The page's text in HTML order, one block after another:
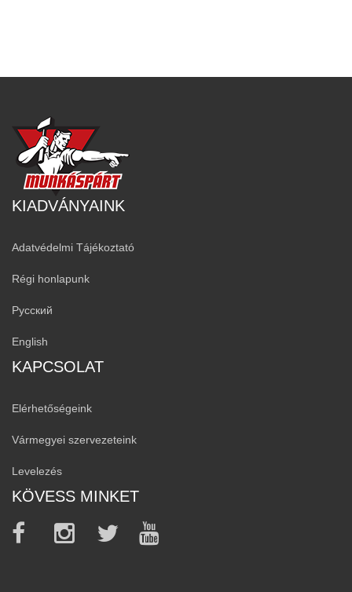
KIADVÁNYAINK
Adatvédelmi Tájékoztató
Régi honlapunk
Русский
English
KAPCSOLAT
Elérhetőségeink
Vármegyei szervezeteink
Levelezés
KÖVESS MINKET